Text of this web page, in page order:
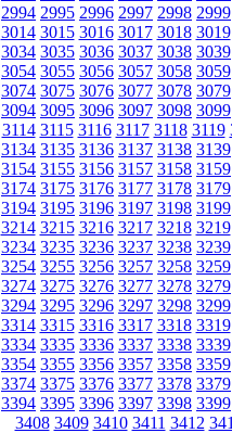
2994 2995 2996 2997 2998 2999
3014 3015 3016 3017 3018 3019
3034 3035 3036 3037 3038 3039
3054 3055 3056 3057 3058 3059
3074 3075 3076 3077 3078 3079
3094 3095 3096 3097 3098 3099
3114 3115 3116 3117 3118 3119
3134 3135 3136 3137 3138 3139
3154 3155 3156 3157 3158 3159
3174 3175 3176 3177 3178 3179
3194 3195 3196 3197 3198 3199
3214 3215 3216 3217 3218 3219
3234 3235 3236 3237 3238 3239
3254 3255 3256 3257 3258 3259
3274 3275 3276 3277 3278 3279
3294 3295 3296 3297 3298 3299
3314 3315 3316 3317 3318 3319
3334 3335 3336 3337 3338 3339
3354 3355 3356 3357 3358 3359
3374 3375 3376 3377 3378 3379
3394 3395 3396 3397 3398 3399
3408 3409 3410 3411 3412